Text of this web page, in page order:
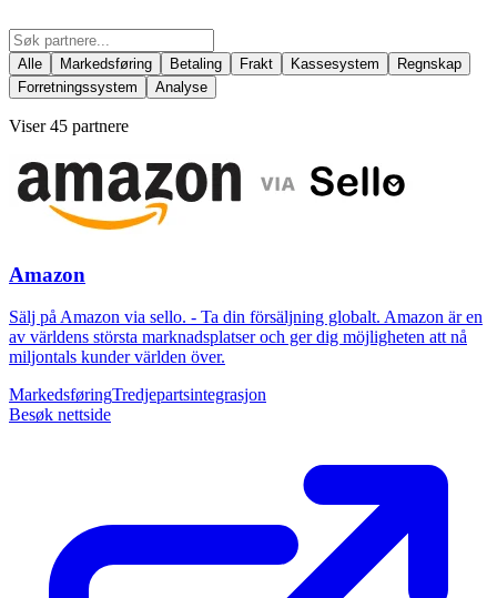
Alle Markedsføring Betaling Frakt Kassesystem
Regnskap
Forretningssystem
Analyse
Viser 45 partnere
Amazon
Sälj på Amazon via sello. - Ta din försäljning globalt. Amazon är en
av världens största marknadsplatser och ger dig möjligheten att nå
miljontals kunder världen över.
MarkedsføringTredjepartsintegrasjon
Besøk nettside